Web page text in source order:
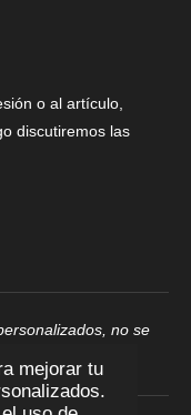
mejorar tu
o al artículo,
discutiremos las
no se